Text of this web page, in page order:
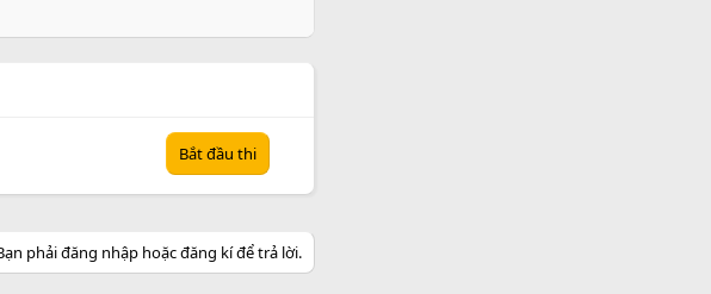
Bắt đầu thi
phải đăng nhập hoặc đăng kí để trả lời.